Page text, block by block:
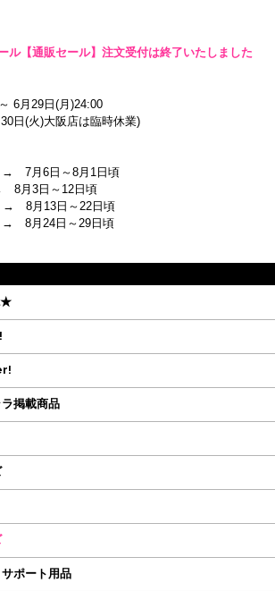
ル【通販セール】注文受付は終了いたしました
6月29日(月)24:00
日(火)大阪店は臨時休業)
6日～8月1日頃
8月3日～12日頃
8月13日～22日頃
24日～29日頃
がございます。)
前に行います。カートに入れて注文完了となって
りません。
場合は、上記お目安の頃にご連絡させていただき
様は決済金額の変更をさせていただきます。
オリジナルタオルが新登場!
ろん、毎日の持ち歩きやギフトにもぴったりのミル
夢かわいい」バレエイラストが、そのままタオルに
クションの販売を開始しました☆
デラロミラノのロゴ入りボールペンをプレゼント
掲載商品
ポート用品